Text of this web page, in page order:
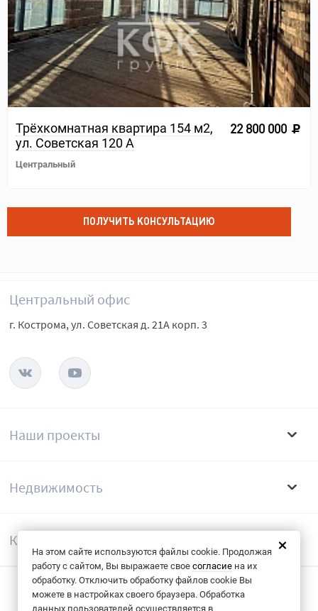
На этом сайте используются файлы cookie. Продолжая
работу с сайтом, Вы выражаете свое согласие на их
обработку. Отключить обработку файлов cookie Вы
можете в настройках своего браузера. Обработка
данных пользователей осуществляется в
Трёхкомнатная квартира 154 м2,
ул. Советская 120 А
22 800 000
Центральный
ПОЛУЧИТЬ КОНСУЛЬТАЦИЮ
Наши проекты
Недвижимость
Компания
Центральный офис
г. Кострома, ул. Советская д. 21А корп. 3
Согласие на обрабоку данных